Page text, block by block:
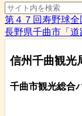
第４７回寿野球全
長野県千曲市「道
信州千曲観光
千曲市観光総合